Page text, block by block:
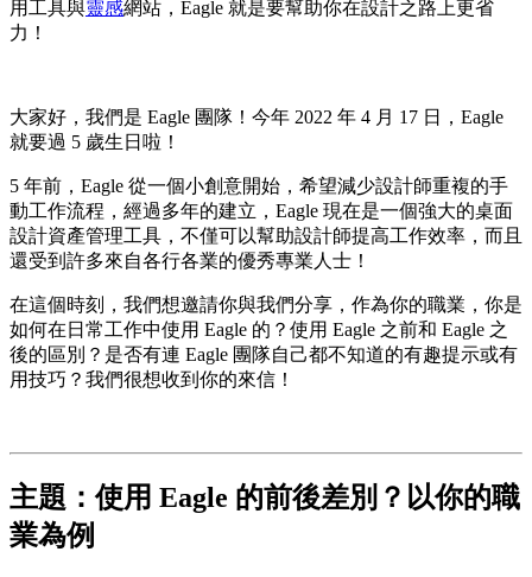
用工具與靈感網站，Eagle 就是要幫助你在設計之路上更省
力！
大家好，我們是 Eagle 團隊！今年 2022 年 4 月 17 日，Eagle
就要過 5 歲生日啦！
5 年前，Eagle 從一個小創意開始，希望減少設計師重複的手
動工作流程，經過多年的建立，Eagle 現在是一個強大的桌面
設計資產管理工具，不僅可以幫助設計師提高工作效率，而且
還受到許多來自各行各業的優秀專業人士！
在這個時刻，我們想邀請你與我們分享，作為你的職業，你是
如何在日常工作中使用 Eagle 的？使用 Eagle 之前和 Eagle 之
後的區別？是否有連 Eagle 團隊自己都不知道的有趣提示或有
用技巧？我們很想收到你的來信！
主題：使用 Eagle 的前後差別？以你的職
業為例